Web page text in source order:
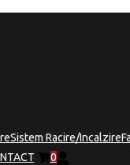
Sistem Racire/Incalzire
0